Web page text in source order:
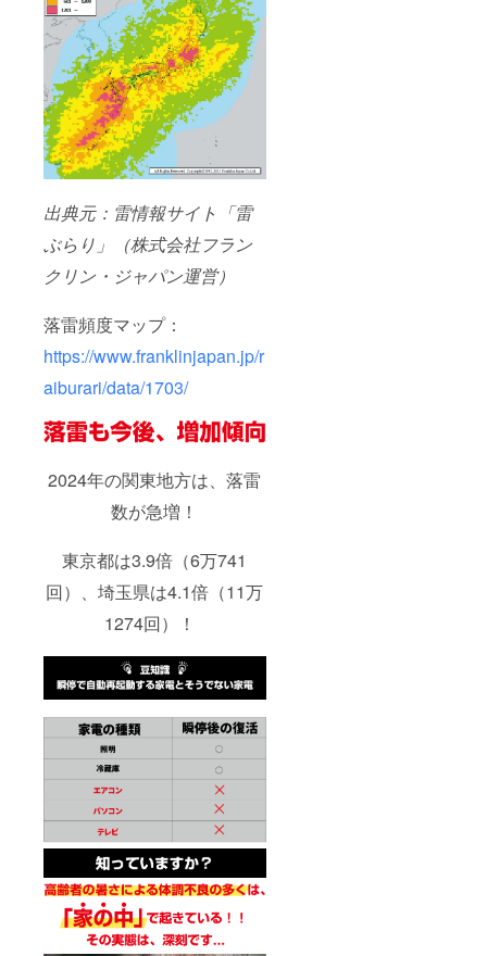
出典元：雷情報サイト「雷
ぶらり」（株式会社フラン
クリン・ジャパン運営）
落雷頻度マップ：
https://www.franklinjapan.jp/r
aiburari/data/1703/
2024年の関東地方は、落雷
数が急増！
東京都は3.9倍（6万741
回）、埼玉県は4.1倍（11万
1274回）！